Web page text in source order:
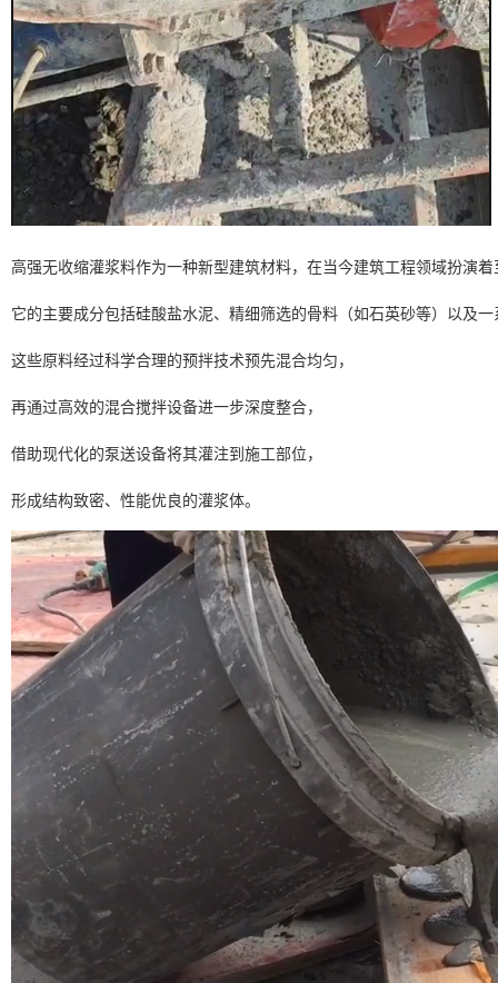
高强无收缩灌浆料作为一种新型建筑材料，在当今建筑工程领域扮演
它的主要成分包括硅酸盐水泥、精细筛选的骨料（如石英砂等）以及
这些原料经过科学合理的预拌技术预先混合均匀，
再通过高效的混合搅拌设备进一步深度整合，
借助现代化的泵送设备将其灌注到施工部位，
形成结构致密、性能优良的灌浆体。